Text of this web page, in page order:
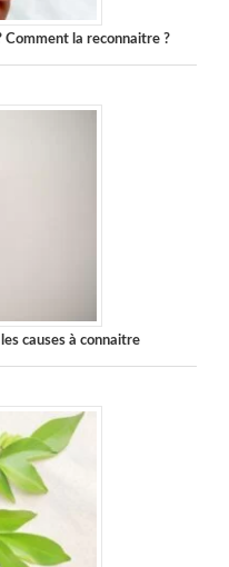
Comment la reconnaitre ?
causes à connaitre